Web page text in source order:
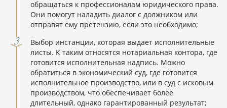
обращаться к профессионалам юридического права.
Они помогут наладить диалог с должником или
отправят ему претензию, если это необходимо;
Выбор инстанции, которая выдает исполнительные
листы. К таким относятся нотариальная контора, где
готовится исполнительная надпись. Можно
обратиться в экономический суд, где готовится
исполнительное производство, или в суд с исковым
производством, что обеспечивает более
длительный, однако гарантированный результат;